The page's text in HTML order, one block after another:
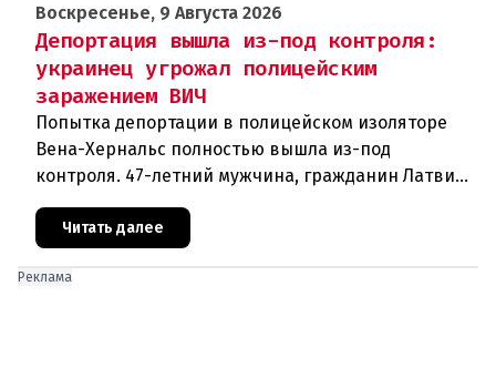
Воскресенье, 9 Августа 2026
Депортация вышла из-под контроля:
украинец угрожал полицейским
заражением ВИЧ
Попытка депортации в полицейском изоляторе
Вена-Хернальс полностью вышла из-под
контроля. 47-летний мужчина, гражданин Латвии,
оказал ожесточённое сопротивле
Читать далее
Реклама